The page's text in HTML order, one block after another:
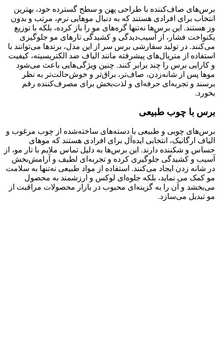
برس‌های صاف‌کننده با طراحی پهن و سطح گسترده خود، بهترین
انتخاب برای افرادی هستند که به دنبال موهایی نرم، مرتب و بدون
وز هستند. این برس‌ها نه‌تنها گره‌های مو را باز کرده، بلکه با توزیع
یکنواخت فشار، از آسیب‌دیدگی و کشیدگی تارهای مو جلوگیری
می‌کنند. در تولید سفارشی برس سر از این مدل، برندها می‌توانند با
استفاده از متریال‌های پیشرفته مانند الیاف ضد الکتریسیته، کیفیت
و کارایی برس را چند برابر کنند. چنین ویژگی‌هایی باعث می‌شود
موها پس از شانه‌زدن، صاف‌تر، براق‌تر و خوش‌حالت‌تر به نظر
برسند و تجربه‌ای حرفه‌ای و لذت‌بخش برای مصرف‌کننده رقم
بخورد.
برس با چوب طبیعی
برس‌های چوبی و طبیعی با دسته‌های ساخته‌شده از چوب مرغوب و
الیاف ارگانیک، انتخابی ایده‌آل برای افرادی هستند که موهای
حساس و شکننده دارند. این برس‌ها به دلیل تماس ملایم با تار مو، از
آسیب و کشیدگی جلوگیری کرده و تجربه‌ای لطیف و آرامش‌بخش
در شانه زدن ایجاد می‌کنند. استفاده از مواد طبیعی نه‌تنها به سلامت
مو کمک می نماید، بلکه جلوه‌ای لوکس و ارزشمند به محصول
می‌بخشد و آن را به گزینه‌ای محبوب در بازار محصولات مراقبت از
مو تبدیل می‌سازد.